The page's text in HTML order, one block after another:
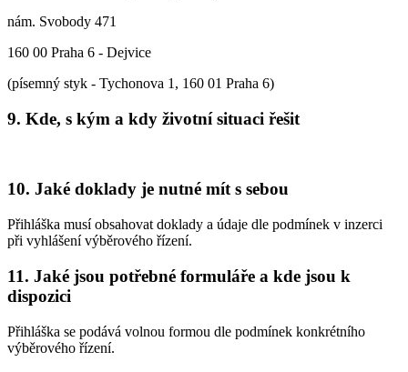
nám. Svobody 471
160 00 Praha 6 - Dejvice
(písemný styk - Tychonova 1, 160 01 Praha 6)
9. Kde, s kým a kdy životní situaci řešit
10. Jaké doklady je nutné mít s sebou
Přihláška musí obsahovat doklady a údaje dle podmínek v inzerci
při vyhlášení výběrového řízení.
11. Jaké jsou potřebné formuláře a kde jsou k
dispozici
Přihláška se podává volnou formou dle podmínek konkrétního
výběrového řízení.